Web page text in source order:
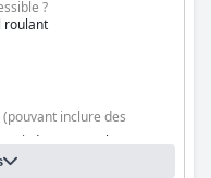
?
roulant
inclure des
Oui, dans toutes les